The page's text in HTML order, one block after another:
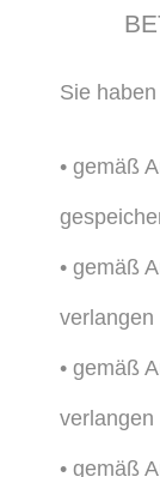
Sie
• gemäß
• gemäß
verlangen
• gemäß
verlangen
• gemäß